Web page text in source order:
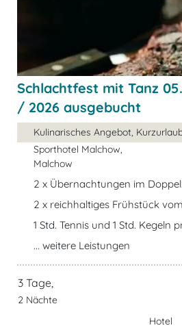
Schlachtfest mit Tanz
/ 2026 ausgebucht
Kulinarisches Angebot,
Sporthotel Malchow,
Malchow
2 x Übernachtungen im
2 x reichhaltiges Frühstück
1 Std. Tennis und 1 Std. Kegeln
... weitere Leistungen
3 Tage,
2 Nächte
Hotel